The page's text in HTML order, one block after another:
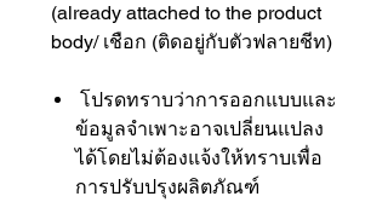
(already attached to the product
body/ เชือก (ติดอยู่กับตัวฟลายชีท)
โปรดทราบว่าการออกแบบและ
ข้อมูลจำเพาะอาจเปลี่ยนแปลง
ได้โดยไม่ต้องแจ้งให้ทราบเพื่อ
การปรับปรุงผลิตภัณฑ์